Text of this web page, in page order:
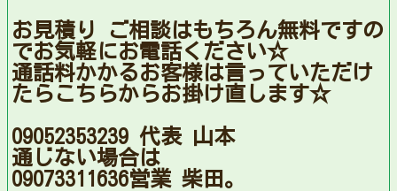
お見積り ご相談はもちろん無料ですの
でお気軽にお電話ください☆
通話料かかるお客様は言っていただけ
たらこちらからお掛け直します☆
09052353239 代表 山本
通じない場合は
09073311636営業 柴田。